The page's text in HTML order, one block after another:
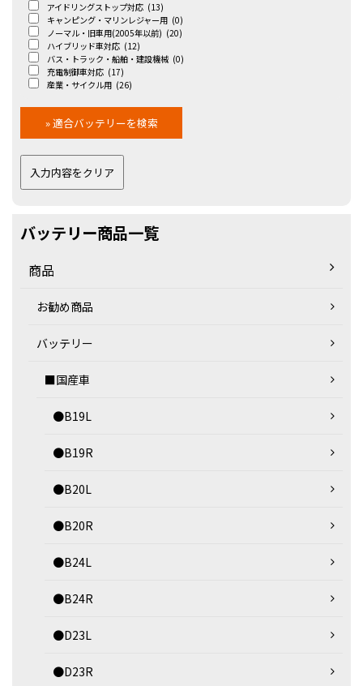
アイドリングストップ対応 (13)
キャンピング・マリンレジャー用 (0)
ノーマル・旧車用(2005年以前) (20)
ハイブリッド車対応 (12)
バス・トラック・船舶・建設機械 (0)
充電制御車対応 (17)
産業・サイクル用 (26)
バッテリー商品一覧
商品
お勧め商品
バッテリー
■国産車
●B19L
●B19R
●B20L
●B20R
●B24L
●B24R
●D23L
●D23R